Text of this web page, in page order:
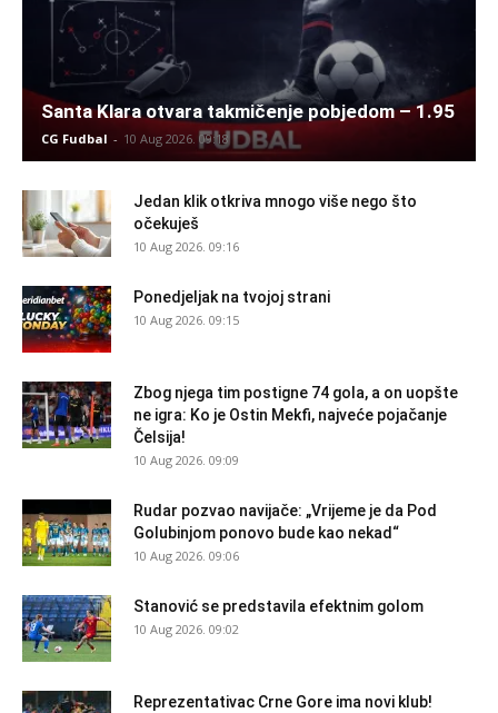
Santa Klara otvara takmičenje pobjedom – 1.95
CG Fudbal - 10 Aug 2026. 09:18
Jedan klik otkriva mnogo više nego što
očekuješ
10 Aug 2026. 09:16
Ponedjeljak na tvojoj strani
10 Aug 2026. 09:15
Zbog njega tim postigne 74 gola, a on uopšte
ne igra: Ko je Ostin Mekfi, najveće pojačanje
Čelsija!
10 Aug 2026. 09:09
Rudar pozvao navijače: „Vrijeme je da Pod
Golubinjom ponovo bude kao nekad“
10 Aug 2026. 09:06
Stanović se predstavila efektnim golom
10 Aug 2026. 09:02
Reprezentativac Crne Gore ima novi klub!